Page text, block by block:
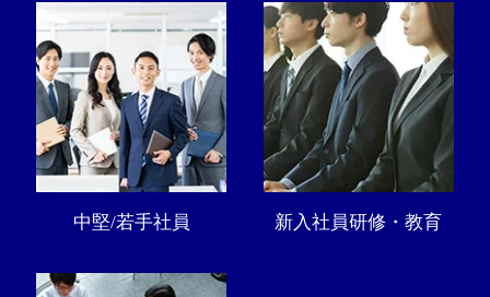
中堅/若手社員 新入社員研修・教育